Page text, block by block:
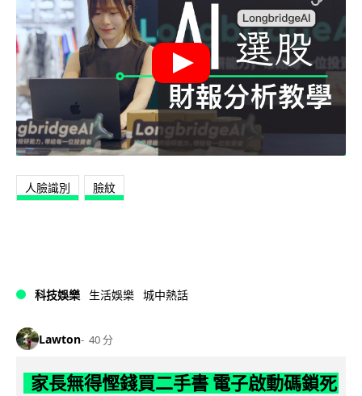
人臉識別 臉紋
科技娛樂 生活娛樂 城中熱話
Lawton 40 分
家長無得慳錢買二手書 電子啟動碼鎖死